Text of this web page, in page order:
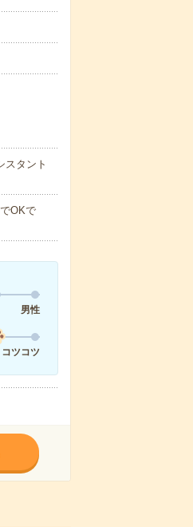
スタント
OKで
男性
コツコツ